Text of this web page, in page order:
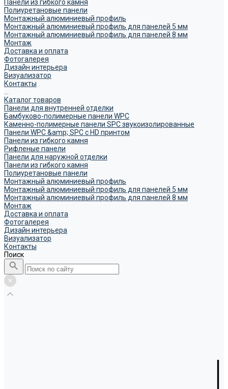
Панели из гибкого камня
Полиуретановые панели
Монтажный алюминиевый профиль
Монтажный алюминиевый профиль для панелей 5 мм
Монтажный алюминиевый профиль для панелей 8 мм
Монтаж
Доставка и оплата
Фотогалерея
Дизайн интерьера
Визуализатор
Контакты
Каталог товаров
Панели для внутренней отделки
Бамбуково-полимерные панели WPC
Каменно-полимерные панели SPC звукоизолированные
Панели WPC &amp; SPC с HD принтом
Панели из гибкого камня
Рифленые панели
Панели для наружной отделки
Панели из гибкого камня
Полиуретановые панели
Монтажный алюминиевый профиль
Монтажный алюминиевый профиль для панелей 5 мм
Монтажный алюминиевый профиль для панелей 8 мм
Монтаж
Доставка и оплата
Фотогалерея
Дизайн интерьера
Визуализатор
Контакты
Поиск